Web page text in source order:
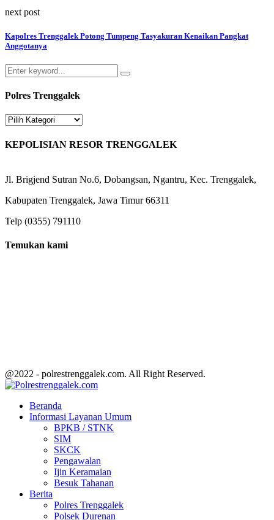
next post
Kapolres Trenggalek Potong Tumpeng Tasyakuran Kenaikan Pangkat
Anggotanya
Search
for:
Search
Polres Trenggalek
Polres
KEPOLISIAN RESOR TRENGGALEK
Jl. Brigjend Sutran No.6, Dobangsan, Ngantru, Kec. Trenggalek,
Kabupaten Trenggalek, Jawa Timur 66311
Telp (0355) 791110
Temukan kami
@2022 - polrestrenggalek.com. All Right Reserved.
Beranda
Informasi Layanan Umum
BPKB / STNK
SIM
SKCK
Pengawalan
Ijin Keramaian
Besuk Tahanan
Berita
Polres Trenggalek
Polsek Durenan